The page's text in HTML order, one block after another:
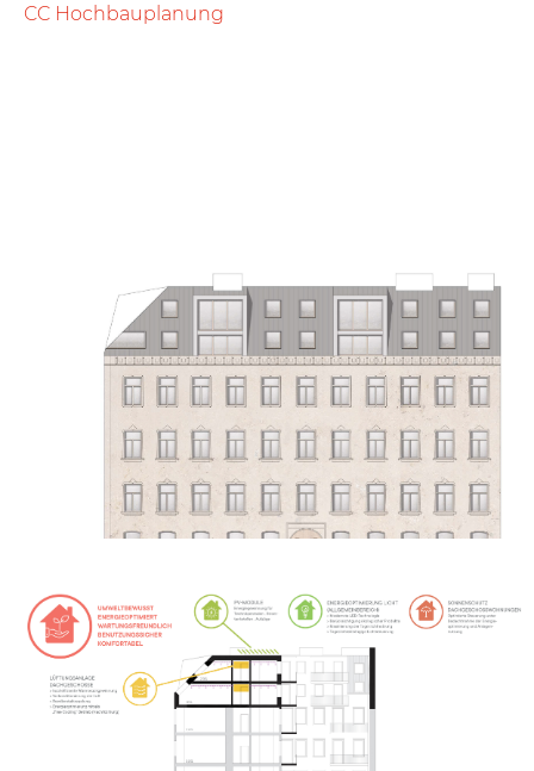
CC Hochbauplanung